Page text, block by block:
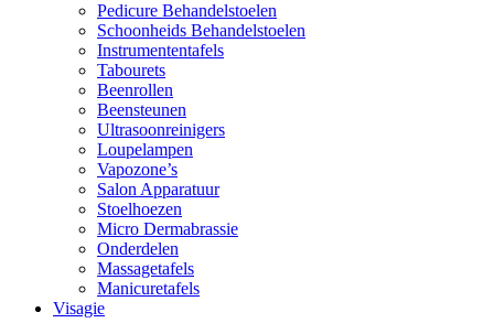
Pedicure Behandelstoelen
Schoonheids Behandelstoelen
Instrumententafels
Tabourets
Beenrollen
Beensteunen
Ultrasoonreinigers
Loupelampen
Vapozone’s
Salon Apparatuur
Stoelhoezen
Micro Dermabrassie
Onderdelen
Massagetafels
Manicuretafels
Visagie